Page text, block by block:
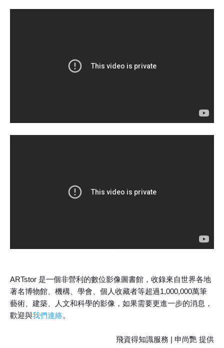
ARTstor 是一個非營利的數位影像圖書館，收錄來自世界各地
著名博物館、機構、學會、個人收藏者等超過1,000,000萬筆
藝術、建築、人文和科學的影像，如果需要更進一步的消息，
歡迎與我們連絡。
飛資得知識服務 | 申尚艷 提供